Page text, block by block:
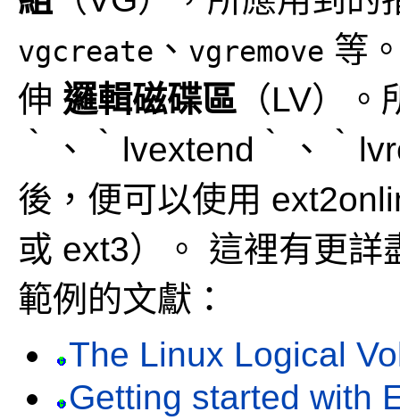
vgcreate 、 vgremove 等
伸 邏輯磁碟區 （LV）
｀、｀lvextend｀、｀
後，便可以使用
或 ext3）。 這裡有更詳
範例的文獻：
The Linux Logical
Getting started with